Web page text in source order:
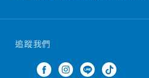
追蹤我們